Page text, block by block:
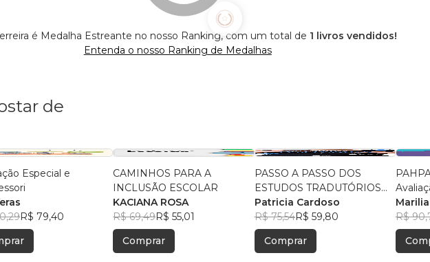
é Medalha Estreante no nosso Ranking, com um total de 1 livros vendidos!
Entenda o nosso Ranking de Medalhas
de
Especial e
R$ 79,40
CAMINHOS PARA A
INCLUSÃO ESCOLAR
KACIANA ROSA
R$ 69,49R$ 55,01
Comprar
PASSO A PASSO DOS
ESTUDOS TRADUTÓRIOS
DE LIBRAS E PORTUGUÊS
Patricia Cardoso
R$ 75,54R$ 59,80
Comprar
R$